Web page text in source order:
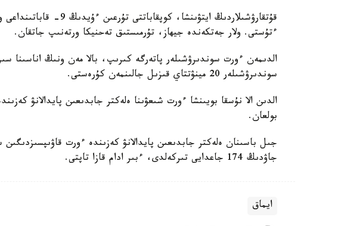
قۇتقارۋشىلاردىڭ ايتۋىنشا،
ءتۇستى. ولار جەتكەندە جيھاز، تۇرمىستىق تەحنيكا ورتەنىپ جاتقان.
الدىمەن ءورت سوندىرۋشىلەر پاتەرگە كىرىپ، بالا مەن ونىڭ اناسىنا
سوندىرۋشىلەر 20 مينۋتتاي قىزىل جالىنمەن كۇرەستى.
الدىن الا نۇسقا بويىنشا ءورت شىعۋىنا ەلەكتر جابدىعىن پايدالانۋ
بولعان.
جىل باسىنان ەلەكتر جابدىعىن پايدالانۋ كەزىندە ءورت
جاۋدىڭ 174 جاعدايى تىركەلدى، ءبىر ادام قازا تاپتى.
ايماق